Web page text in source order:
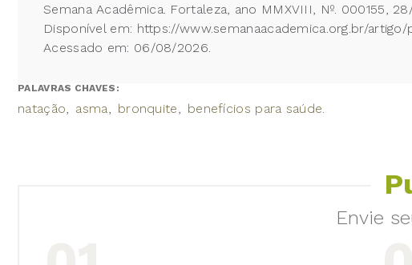
Semana Acadêmica. Fortaleza, ano MMXVIII, Nº. 000155,
Disponível em: https://www.semanaacademica.org.br/
Acessado em: 06/08/2026.
PALAVRAS CHAVES:
natação asma bronquite benefícios para saúde.
Envie